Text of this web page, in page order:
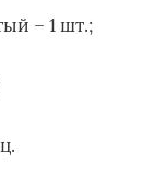
– 1 шт.;